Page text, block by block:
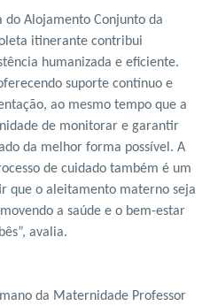
do Alojamento Conjunto da
itinerante contribui
humanizada e eficiente.
suporte contínuo e
ao mesmo tempo que a
de monitorar e garantir
da melhor forma possível. A
de cuidado também é um
que o aleitamento materno seja
a saúde e o bem-estar
avalia.
da Maternidade Professor